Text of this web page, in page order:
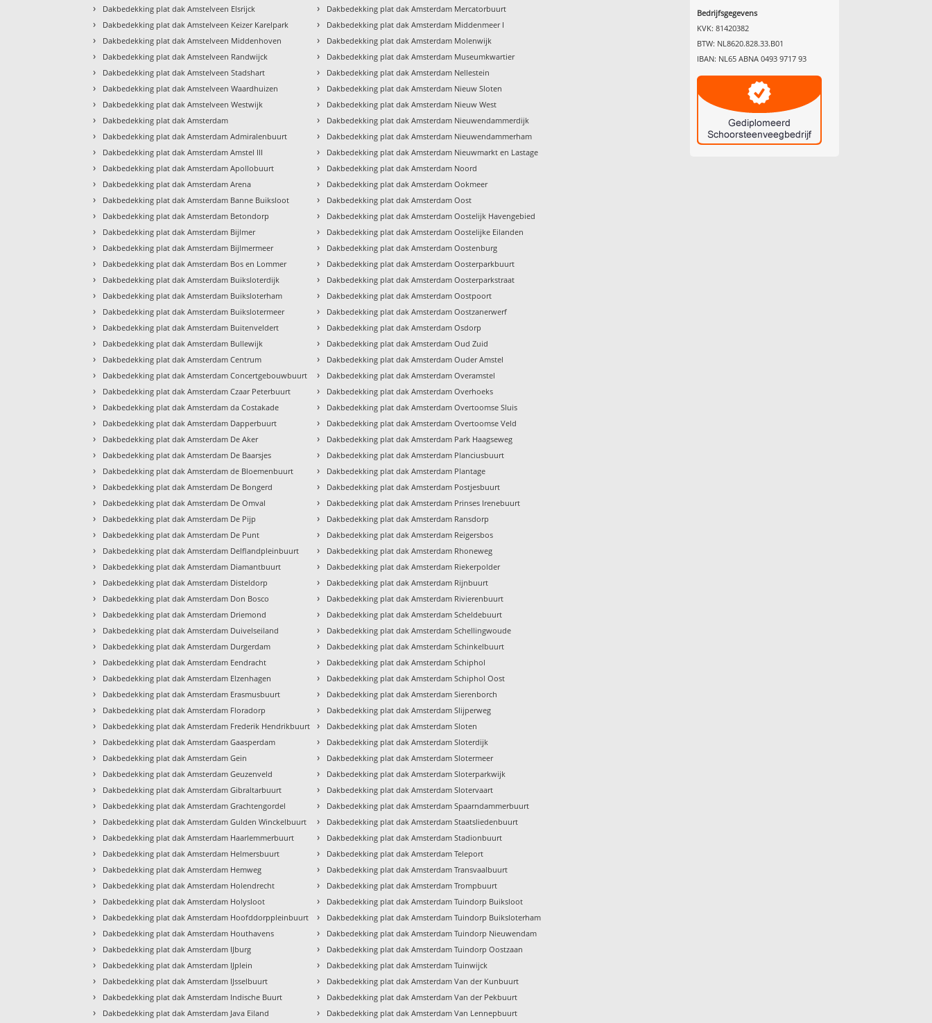
› Dakbedekking plat dak Amstelveen Elsrijck
› Dakbedekking plat dak Amstelveen Keizer Karelpark
› Dakbedekking plat dak Amstelveen Middenhoven
› Dakbedekking plat dak Amstelveen Randwijck
› Dakbedekking plat dak Amstelveen Stadshart
› Dakbedekking plat dak Amstelveen Waardhuizen
› Dakbedekking plat dak Amstelveen Westwijk
› Dakbedekking plat dak Amsterdam
› Dakbedekking plat dak Amsterdam Admiralenbuurt
› Dakbedekking plat dak Amsterdam Amstel III
› Dakbedekking plat dak Amsterdam Apollobuurt
› Dakbedekking plat dak Amsterdam Arena
› Dakbedekking plat dak Amsterdam Banne Buiksloot
› Dakbedekking plat dak Amsterdam Betondorp
› Dakbedekking plat dak Amsterdam Bijlmer
› Dakbedekking plat dak Amsterdam Bijlmermeer
› Dakbedekking plat dak Amsterdam Bos en Lommer
› Dakbedekking plat dak Amsterdam Buiksloterdijk
› Dakbedekking plat dak Amsterdam Buiksloterham
› Dakbedekking plat dak Amsterdam Buikslotermeer
› Dakbedekking plat dak Amsterdam Buitenveldert
› Dakbedekking plat dak Amsterdam Bullewijk
› Dakbedekking plat dak Amsterdam Centrum
› Dakbedekking plat dak Amsterdam Concertgebouwbuurt
› Dakbedekking plat dak Amsterdam Czaar Peterbuurt
› Dakbedekking plat dak Amsterdam da Costakade
› Dakbedekking plat dak Amsterdam Dapperbuurt
› Dakbedekking plat dak Amsterdam De Aker
› Dakbedekking plat dak Amsterdam De Baarsjes
› Dakbedekking plat dak Amsterdam de Bloemenbuurt
› Dakbedekking plat dak Amsterdam De Bongerd
› Dakbedekking plat dak Amsterdam De Omval
› Dakbedekking plat dak Amsterdam De Pijp
› Dakbedekking plat dak Amsterdam De Punt
› Dakbedekking plat dak Amsterdam Delflandpleinbuurt
› Dakbedekking plat dak Amsterdam Diamantbuurt
› Dakbedekking plat dak Amsterdam Disteldorp
› Dakbedekking plat dak Amsterdam Don Bosco
› Dakbedekking plat dak Amsterdam Driemond
› Dakbedekking plat dak Amsterdam Duivelseiland
› Dakbedekking plat dak Amsterdam Durgerdam
› Dakbedekking plat dak Amsterdam Eendracht
› Dakbedekking plat dak Amsterdam Elzenhagen
› Dakbedekking plat dak Amsterdam Erasmusbuurt
› Dakbedekking plat dak Amsterdam Floradorp
› Dakbedekking plat dak Amsterdam Frederik Hendrikbuurt
› Dakbedekking plat dak Amsterdam Gaasperdam
› Dakbedekking plat dak Amsterdam Gein
› Dakbedekking plat dak Amsterdam Geuzenveld
› Dakbedekking plat dak Amsterdam Gibraltarbuurt
› Dakbedekking plat dak Amsterdam Grachtengordel
› Dakbedekking plat dak Amsterdam Gulden Winckelbuurt
› Dakbedekking plat dak Amsterdam Haarlemmerbuurt
› Dakbedekking plat dak Amsterdam Helmersbuurt
› Dakbedekking plat dak Amsterdam Hemweg
› Dakbedekking plat dak Amsterdam Holendrecht
› Dakbedekking plat dak Amsterdam Holysloot
› Dakbedekking plat dak Amsterdam Hoofddorppleinbuurt
› Dakbedekking plat dak Amsterdam Houthavens
› Dakbedekking plat dak Amsterdam IJburg
› Dakbedekking plat dak Amsterdam IJplein
› Dakbedekking plat dak Amsterdam IJsselbuurt
› Dakbedekking plat dak Amsterdam Indische Buurt
› Dakbedekking plat dak Amsterdam Java Eiland
› Dakbedekking plat dak Amsterdam Mercatorbuurt
› Dakbedekking plat dak Amsterdam Middenmeer I
› Dakbedekking plat dak Amsterdam Molenwijk
› Dakbedekking plat dak Amsterdam Museumkwartier
› Dakbedekking plat dak Amsterdam Nellestein
› Dakbedekking plat dak Amsterdam Nieuw Sloten
› Dakbedekking plat dak Amsterdam Nieuw West
› Dakbedekking plat dak Amsterdam Nieuwendammerdijk
› Dakbedekking plat dak Amsterdam Nieuwendammerham
› Dakbedekking plat dak Amsterdam Nieuwmarkt en Lastage
› Dakbedekking plat dak Amsterdam Noord
› Dakbedekking plat dak Amsterdam Ookmeer
› Dakbedekking plat dak Amsterdam Oost
› Dakbedekking plat dak Amsterdam Oostelijk Havengebied
› Dakbedekking plat dak Amsterdam Oostelijke Eilanden
› Dakbedekking plat dak Amsterdam Oostenburg
› Dakbedekking plat dak Amsterdam Oosterparkbuurt
› Dakbedekking plat dak Amsterdam Oosterparkstraat
› Dakbedekking plat dak Amsterdam Oostpoort
› Dakbedekking plat dak Amsterdam Oostzanerwerf
› Dakbedekking plat dak Amsterdam Osdorp
› Dakbedekking plat dak Amsterdam Oud Zuid
› Dakbedekking plat dak Amsterdam Ouder Amstel
› Dakbedekking plat dak Amsterdam Overamstel
› Dakbedekking plat dak Amsterdam Overhoeks
› Dakbedekking plat dak Amsterdam Overtoomse Sluis
› Dakbedekking plat dak Amsterdam Overtoomse Veld
› Dakbedekking plat dak Amsterdam Park Haagseweg
› Dakbedekking plat dak Amsterdam Planciusbuurt
› Dakbedekking plat dak Amsterdam Plantage
› Dakbedekking plat dak Amsterdam Postjesbuurt
› Dakbedekking plat dak Amsterdam Prinses Irenebuurt
› Dakbedekking plat dak Amsterdam Ransdorp
› Dakbedekking plat dak Amsterdam Reigersbos
› Dakbedekking plat dak Amsterdam Rhoneweg
› Dakbedekking plat dak Amsterdam Riekerpolder
› Dakbedekking plat dak Amsterdam Rijnbuurt
› Dakbedekking plat dak Amsterdam Rivierenbuurt
› Dakbedekking plat dak Amsterdam Scheldebuurt
› Dakbedekking plat dak Amsterdam Schellingwoude
› Dakbedekking plat dak Amsterdam Schinkelbuurt
› Dakbedekking plat dak Amsterdam Schiphol
› Dakbedekking plat dak Amsterdam Schiphol Oost
› Dakbedekking plat dak Amsterdam Sierenborch
› Dakbedekking plat dak Amsterdam Slijperweg
› Dakbedekking plat dak Amsterdam Sloten
› Dakbedekking plat dak Amsterdam Sloterdijk
› Dakbedekking plat dak Amsterdam Slotermeer
› Dakbedekking plat dak Amsterdam Sloterparkwijk
› Dakbedekking plat dak Amsterdam Slotervaart
› Dakbedekking plat dak Amsterdam Spaarndammerbuurt
› Dakbedekking plat dak Amsterdam Staatsliedenbuurt
› Dakbedekking plat dak Amsterdam Stadionbuurt
› Dakbedekking plat dak Amsterdam Teleport
› Dakbedekking plat dak Amsterdam Transvaalbuurt
› Dakbedekking plat dak Amsterdam Trompbuurt
› Dakbedekking plat dak Amsterdam Tuindorp Buiksloot
› Dakbedekking plat dak Amsterdam Tuindorp Buiksloterham
› Dakbedekking plat dak Amsterdam Tuindorp Nieuwendam
› Dakbedekking plat dak Amsterdam Tuindorp Oostzaan
› Dakbedekking plat dak Amsterdam Tuinwijck
› Dakbedekking plat dak Amsterdam Van der Kunbuurt
› Dakbedekking plat dak Amsterdam Van der Pekbuurt
› Dakbedekking plat dak Amsterdam Van Lennepbuurt
Bedrijfsgegevens
KVK: 81420382
BTW: NL8620.828.33.B01
IBAN: NL65 ABNA 0493 9717 93